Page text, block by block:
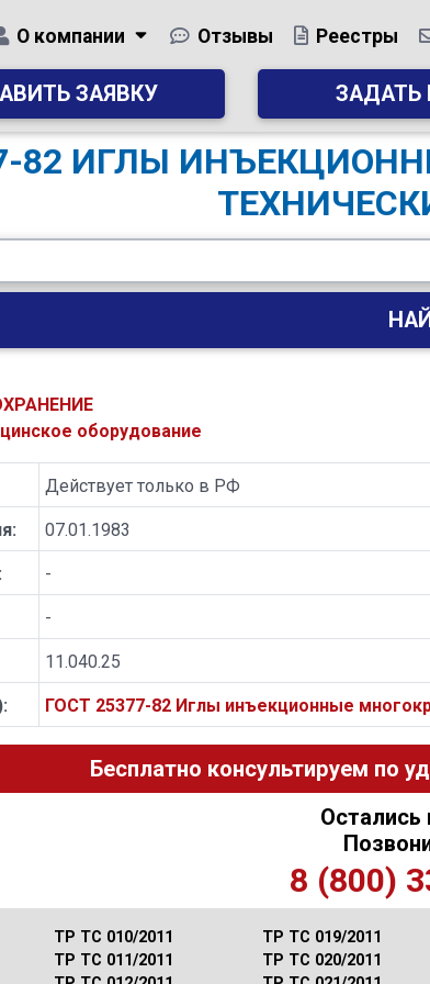
О компании Отзывы Реестры
ЗАЯВКУ ЗАДАТЬ
82 ИГЛЫ
оборудование
Действует только в РФ
07.01.1983
-
-
11.040.25
ГОСТ 25377-82 Иглы инъекционные
Бесплатно консультируем по
Остались
8 (800)
ТР ТС 010/2011
ТР ТС 011/2011
ТР ТС 019/2011
ТР ТС 020/2011